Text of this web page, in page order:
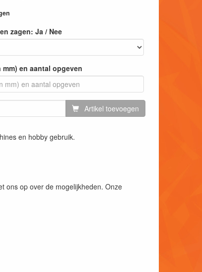
zagen: Ja / Nee
en aantal opgeven
Artikel toevoegen
en hobby gebruik.
ons op over de mogelijkheden. Onze